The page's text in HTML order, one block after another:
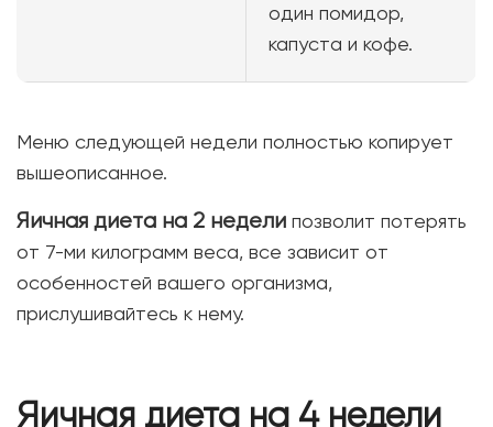
один помидор,
капуста и кофе.
Меню следующей недели полностью копирует
вышеописанное.
Яичная диета на 2 недели позволит потерять
от 7-ми килограмм веса, все зависит от
особенностей вашего организма,
прислушивайтесь к нему.
Яичная диета на 4 недели